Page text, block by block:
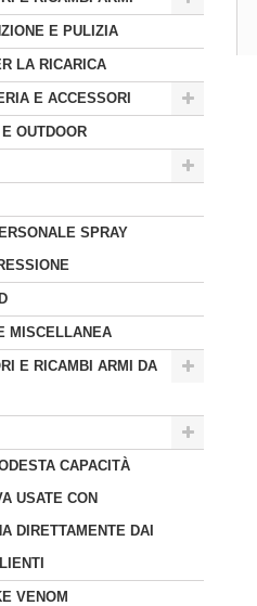
E PULIZIA
LA RICARICA
E ACCESSORI
OUTDOOR
SPRAY
MISCELLANEA
E RICAMBI ARMI DA
CAPACITÀ
USATE CON
DIRETTAMENTE DAI
VENOM